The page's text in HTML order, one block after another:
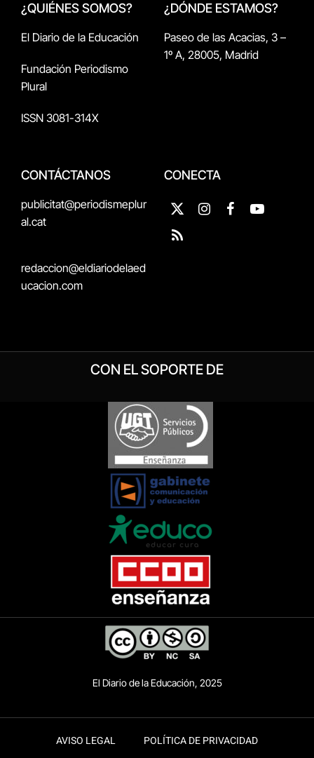
¿QUIÉNES SOMOS?
El Diario de la Educación
Fundación Periodismo
Plural
ISSN 3081-314X
¿DÓNDE ESTAMOS?
Paseo de las Acacias, 3 –
1º A, 28005, Madrid
CONTÁCTANOS
publicitat@periodismeplur
al.cat
redaccion@eldiariodelaed
ucacion.com
CONECTA
X
(Twitter)
InstagramFacebookYouTube
RSS
CON EL SOPORTE DE
El Diario de la Educación, 2025
AVISO LEGAL POLÍTICA DE PRIVACIDAD